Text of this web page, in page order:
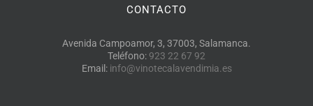
CONTACTO
Avenida Campoamor, 3, 37003, Salamanca.
Teléfono: 923 22 67 92
Email: info@vinotecalavendimia.es